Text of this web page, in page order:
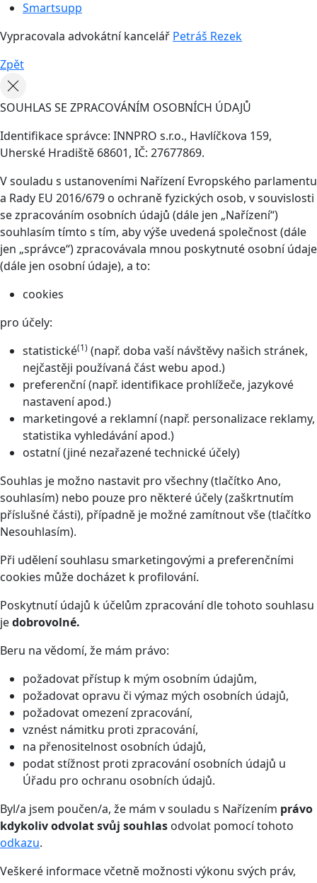
Smartsupp
Vypracovala advokátní kancelář Petráš Rezek
Zpět
SOUHLAS SE ZPRACOVÁNÍM OSOBNÍCH ÚDAJŮ
Identifikace správce: INNPRO s.r.o., Havlíčkova 159,
Uherské Hradiště 68601, IČ: 27677869.
V souladu s ustanoveními Nařízení Evropského parlamentu
a Rady EU 2016/679 o ochraně fyzických osob, v souvislosti
se zpracováním osobních údajů (dále jen „Nařízení“)
souhlasím tímto s tím, aby výše uvedená společnost (dále
jen „správce“) zpracovávala mnou poskytnuté osobní údaje
(dále jen osobní údaje), a to:
cookies
pro účely:
statistické(1) (např. doba vaší návštěvy našich stránek,
nejčastěji používaná část webu apod.)
preferenční (např. identifikace prohlížeče, jazykové
nastavení apod.)
marketingové a reklamní (např. personalizace reklamy,
statistika vyhledávání apod.)
ostatní (jiné nezařazené technické účely)
Souhlas je možno nastavit pro všechny (tlačítko Ano,
souhlasím) nebo pouze pro některé účely (zaškrtnutím
příslušné části), případně je možné zamítnout vše (tlačítko
Nesouhlasím).
Při udělení souhlasu smarketingovými a preferenčními
cookies může docházet k profilování.
Poskytnutí údajů k účelům zpracování dle tohoto souhlasu
jedobrovolné.
Beru na vědomí, že mám právo:
požadovat přístup k mým osobním údajům,
požadovat opravu či výmaz mých osobních údajů,
požadovat omezení zpracování,
vznést námitku proti zpracování,
na přenositelnost osobních údajů,
podat stížnost proti zpracování osobních údajů u
Úřadu pro ochranu osobních údajů.
Byl/a jsem poučen/a, že mám v souladu s Nařízením právo
kdykoliv odvolat svůj souhlas odvolat pomocí tohoto
odkazu.
Veškeré informace včetně možnosti výkonu svých práv,